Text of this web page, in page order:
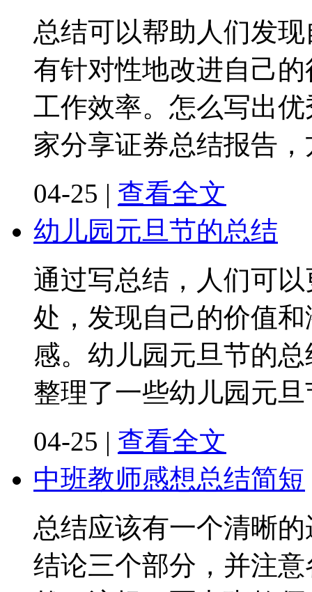
总结可以帮助人们发
有针对性地改进自己
工作效率。怎么写出
家分享证券总结报告
04-25 | 查看全文
幼儿园元旦节的总结
通过写总结，人们可
处，发现自己的价值
感。幼儿园元旦节的
整理了一些幼儿园元
04-25 | 查看全文
中班教师感想总结简短
总结应该有一个清晰
结论三个部分，并注